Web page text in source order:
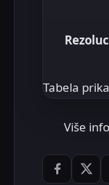
Tabela
Više
Podeli: